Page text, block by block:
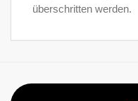
überschritten werden.